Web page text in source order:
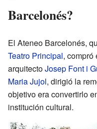
Barcelonés?
El Ateneo Barcelonés,
Teatro Principal, compró
arquitectoJosep Font i
Maria Jujol, dirigió la
objetivo era convertirlo
institución cultural.